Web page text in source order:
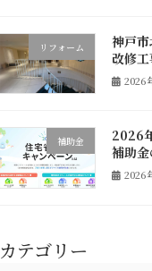
リフォーム
神戸
改修
2026
補助金
2026
補助金
2026
カテゴリー